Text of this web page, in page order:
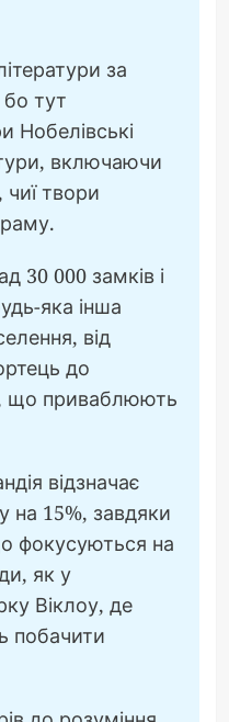
за
тут
Нобелівські
включаючи
твори
30 000 замків і
яка інша
від
до
що приваблюють
відзначає
на 15%, завдяки
фокусуються на
як у
Віклоу, де
побачити